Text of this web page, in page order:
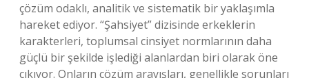
çözüm odaklı, analitik ve sistematik bir yaklaşımla
hareket ediyor. “Şahsiyet” dizisinde erkeklerin
karakterleri, toplumsal cinsiyet normlarının daha
güçlü bir şekilde işlediği alanlardan biri olarak öne
çıkıyor. Onların çözüm arayışları, genellikle sorunları